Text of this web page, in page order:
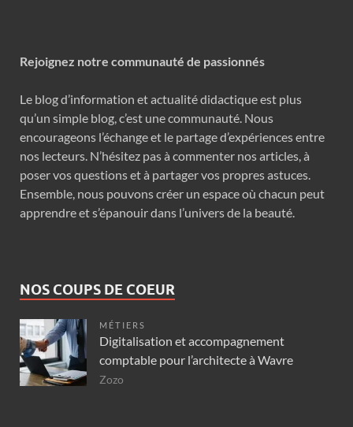
Rejoignez notre communauté de passionnés
Le blog d’information et actualité didactique est plus
qu’un simple blog, c’est une communauté. Nous
encourageons l’échange et le partage d’expériences entre
nos lecteurs. N’hésitez pas à commenter nos articles, à
poser vos questions et à partager vos propres astuces.
Ensemble, nous pouvons créer un espace où chacun peut
apprendre et s’épanouir dans l’univers de la beauté.
NOS COUPS DE COEUR
MÉTIERS
Digitalisation et accompagnement
comptable pour l’architecte à Wavre
Zozo